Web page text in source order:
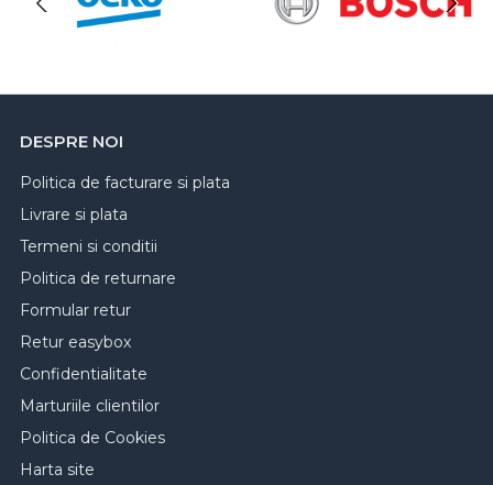
DESPRE NOI
Politica de facturare si plata
Livrare si plata
Termeni si conditii
Politica de returnare
Formular retur
Retur easybox
Confidentialitate
Marturiile clientilor
Politica de Cookies
Harta site